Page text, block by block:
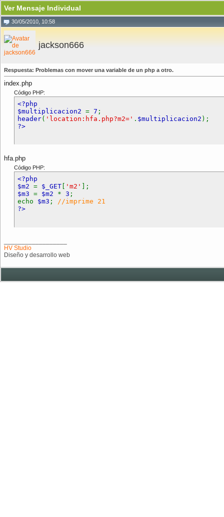
Ver Mensaje Individual
30/05/2010, 10:58
jackson666
Respuesta: Problemas con mover una variable de un php a otro.
index.php
Código PHP:
<?php
$multiplicacion2 = 7 ;
header( 'location:hfa.php?m2=' . $multiplicacion2 );
?>
hfa.php
Código PHP:
<?php
$m2 = $_GET 'm2'
];
$m3 = $m2 * 3 ;
echo $m3 ; //imprime 21
?>
HV Studio
Diseño y desarrollo web